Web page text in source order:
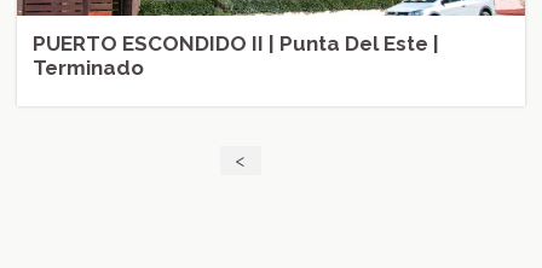
PUERTO ESCONDIDO II | Punta Del Este |
Terminado
<